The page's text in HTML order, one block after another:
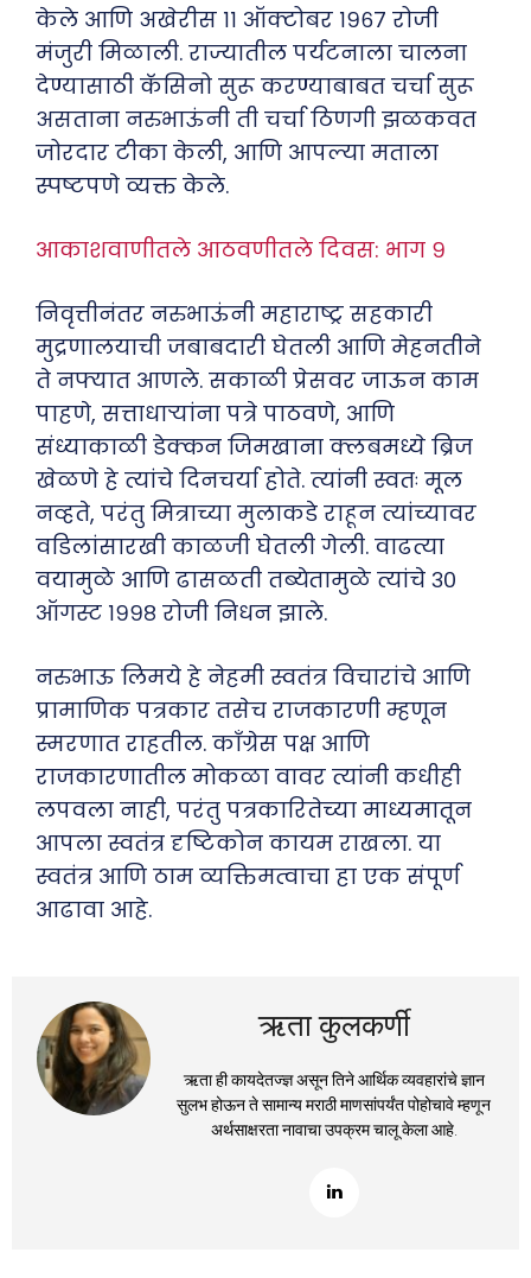
केले आणि अखेरीस ११ ऑक्टोबर १९६७ रोजी
मंजुरी मिळाली. राज्यातील पर्यटनाला चालना
देण्यासाठी कॅसिनो सुरू करण्याबाबत चर्चा सुरू
असताना नरुभाऊंनी ती चर्चा ठिणगी झळकवत
जोरदार टीका केली, आणि आपल्या मताला
स्पष्टपणे व्यक्त केले.
आकाशवाणीतले आठवणीतले दिवस: भाग ९
निवृत्तीनंतर नरुभाऊंनी महाराष्ट्र सहकारी
मुद्रणालयाची जबाबदारी घेतली आणि मेहनतीने
ते नफ्यात आणले. सकाळी प्रेसवर जाऊन काम
पाहणे, सत्ताधाऱ्यांना पत्रे पाठवणे, आणि
संध्याकाळी डेक्कन जिमखाना क्लबमध्ये ब्रिज
खेळणे हे त्यांचे दिनचर्या होते. त्यांनी स्वतः मूल
नव्हते, परंतु मित्राच्या मुलाकडे राहून त्यांच्यावर
वडिलांसारखी काळजी घेतली गेली. वाढत्या
वयामुळे आणि ढासळती तब्येतामुळे त्यांचे ३०
ऑगस्ट १९९८ रोजी निधन झाले.
नरुभाऊ लिमये हे नेहमी स्वतंत्र विचारांचे आणि
प्रामाणिक पत्रकार तसेच राजकारणी म्हणून
स्मरणात राहतील. काँग्रेस पक्ष आणि
राजकारणातील मोकळा वावर त्यांनी कधीही
लपवला नाही, परंतु पत्रकारितेच्या माध्यमातून
आपला स्वतंत्र दृष्टिकोन कायम राखला. या
स्वतंत्र आणि ठाम व्यक्तिमत्वाचा हा एक संपूर्ण
आढावा आहे.
ऋता कुलकर्णी
ऋता ही कायदेतज्ज्ञ असून तिने आर्थिक व्यवहारांचे ज्ञान
सुलभ होऊन ते सामान्य मराठी माणसांपर्यंत पोहोचावे म्हणून
अर्थसाक्षरता नावाचा उपक्रम चालू केला आहे.